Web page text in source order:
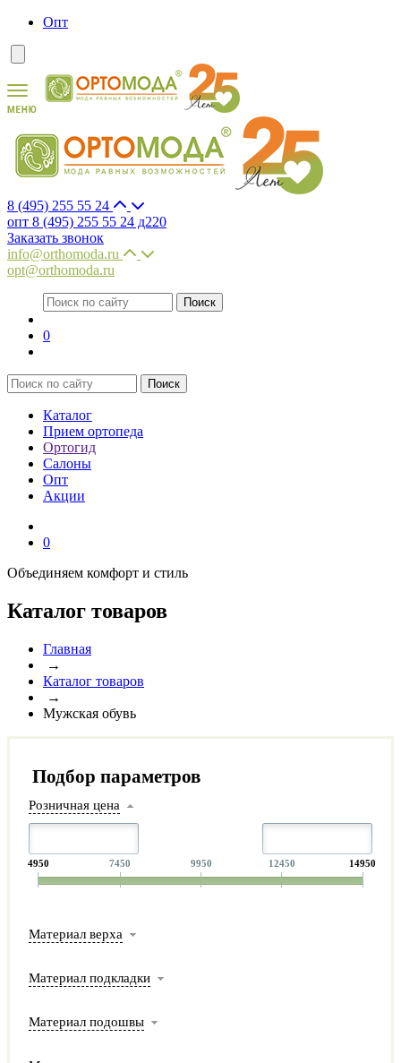
Опт
8 (495) 255 55 24
опт 8 (495) 255 55 24 д220
Заказать звонок
info@orthomoda.ru
opt@orthomoda.ru
0
Каталог
Прием ортопеда
Ортогид
Салоны
Опт
Акции
0
Объединяем комфорт и стиль
Каталог товаров
Главная
→
Каталог товаров
→
Мужская обувь
Подбор параметров
Розничная цена
4950 7450 9950 12450 14950
Материал верха
Материал подкладки
Материал подошвы